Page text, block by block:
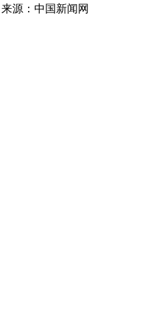
来源：中国新闻网